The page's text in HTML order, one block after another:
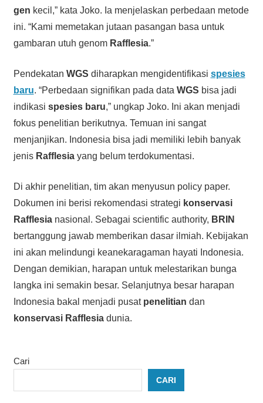
gen kecil,” kata Joko. Ia menjelaskan perbedaan metode
ini. “Kami memetakan jutaan pasangan basa untuk
gambaran utuh genom Rafflesia.”
Pendekatan WGS diharapkan mengidentifikasi spesies
baru. “Perbedaan signifikan pada data WGS bisa jadi
indikasi spesies baru,” ungkap Joko. Ini akan menjadi
fokus penelitian berikutnya. Temuan ini sangat
menjanjikan. Indonesia bisa jadi memiliki lebih banyak
jenis Rafflesiayang belum terdokumentasi.
Di akhir penelitian, tim akan menyusun policy paper.
Dokumen ini berisi rekomendasi strategi konservasi
Rafflesianasional. Sebagai scientific authority, BRIN
bertanggung jawab memberikan dasar ilmiah. Kebijakan
ini akan melindungi keanekaragaman hayati Indonesia.
Dengan demikian, harapan untuk melestarikan bunga
langka ini semakin besar. Selanjutnya besar harapan
Indonesia bakal menjadi pusat penelitian dan
konservasi Rafflesiadunia.
Cari
CARI